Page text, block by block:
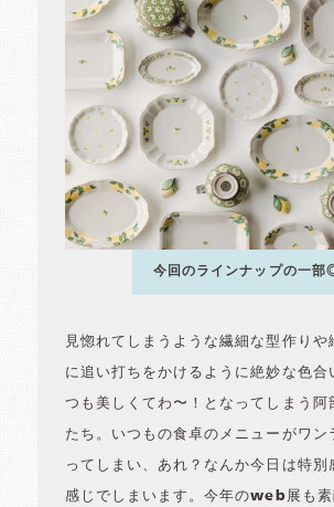
今回のラインナップの一部
見惚れてしまうような繊細な型作りや
に追い打ちをかけるように絶妙な色合
つも美しくてわ〜！となってしまう阿
たち。いつもの食卓のメニューがワン
ってしまい、あれ？なんか今日は特別
感じでしまいます。今年のweb展も素